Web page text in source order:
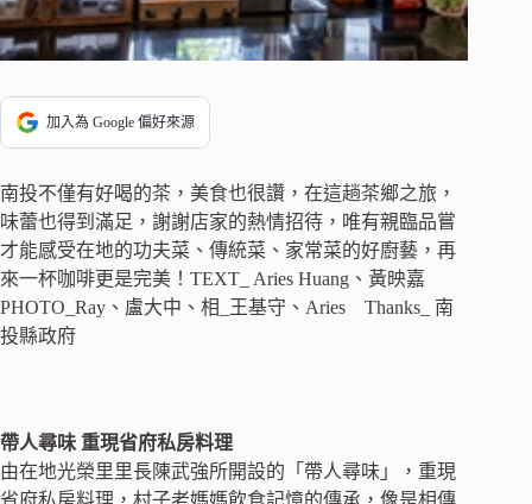
加入為 Google 偏好來源
南投不僅有好喝的茶，美食也很讚，在這趟茶鄉之旅，
味蕾也得到滿足，謝謝店家的熱情招待，唯有親臨品嘗
才能感受在地的功夫菜、傳統菜、家常菜的好廚藝，再
來一杯咖啡更是完美！ TEXT_ Aries Huang、黃映嘉
PHOTO_Ray、盧大中、相_王基守、Aries Thanks_ 南
投縣政府
帶人尋味 重現省府私房料理
由在地光榮里里長陳武強所開設的「帶人尋味」，重現